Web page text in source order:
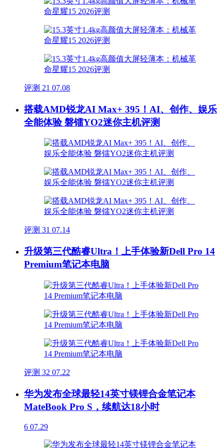
评测 21 07.08
搭载AMD锐龙AI Max+ 395！AI、创作、娱乐
全能体验 磐镭YO2迷你主机评测
评测 31 07.14
升级第三代酷睿Ultra！上手体验新Dell Pro 14
Premium笔记本电脑
评测 32 07.22
华为发布全球最轻14英寸镁锂合金笔记本
MateBook Pro S，续航达18小时
6 07.29